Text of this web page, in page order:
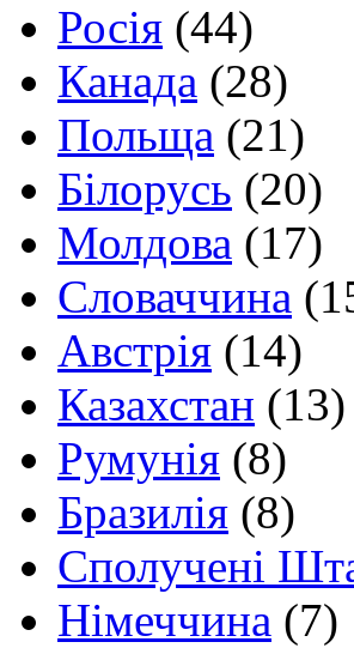
Росія (44)
Канада (28)
Польща (21)
Білорусь (20)
Молдова (17)
Словаччина
Австрія (14)
Казахстан (13)
Румунія (8)
Бразилія (8)
Сполучені
Німеччина (7)